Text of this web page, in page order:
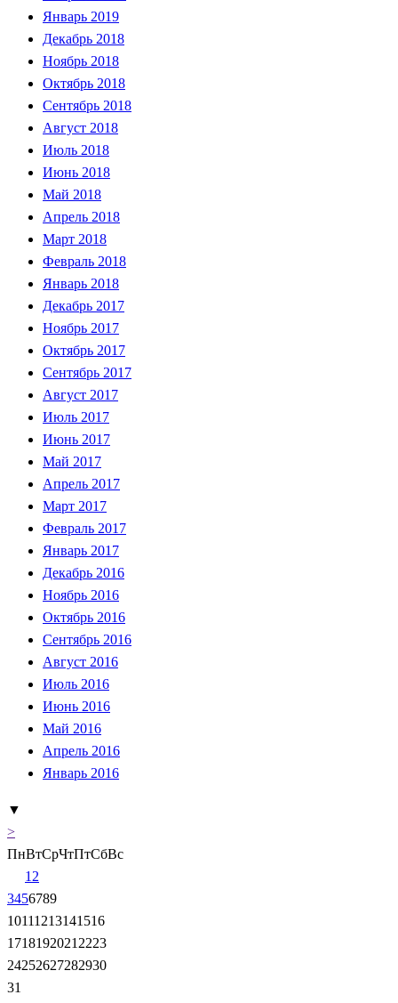
Январь 2019
Декабрь 2018
Ноябрь 2018
Октябрь 2018
Сентябрь 2018
Август 2018
Июль 2018
Июнь 2018
Май 2018
Апрель 2018
Март 2018
Февраль 2018
Январь 2018
Декабрь 2017
Ноябрь 2017
Октябрь 2017
Сентябрь 2017
Август 2017
Июль 2017
Июнь 2017
Май 2017
Апрель 2017
Март 2017
Февраль 2017
Январь 2017
Декабрь 2016
Ноябрь 2016
Октябрь 2016
Сентябрь 2016
Август 2016
Июль 2016
Июнь 2016
Май 2016
Апрель 2016
Январь 2016
▼
>
ПнВтСрЧтПтСбВс
1 2
3456789
10111213141516
1718192021 2223
24252627282930
31